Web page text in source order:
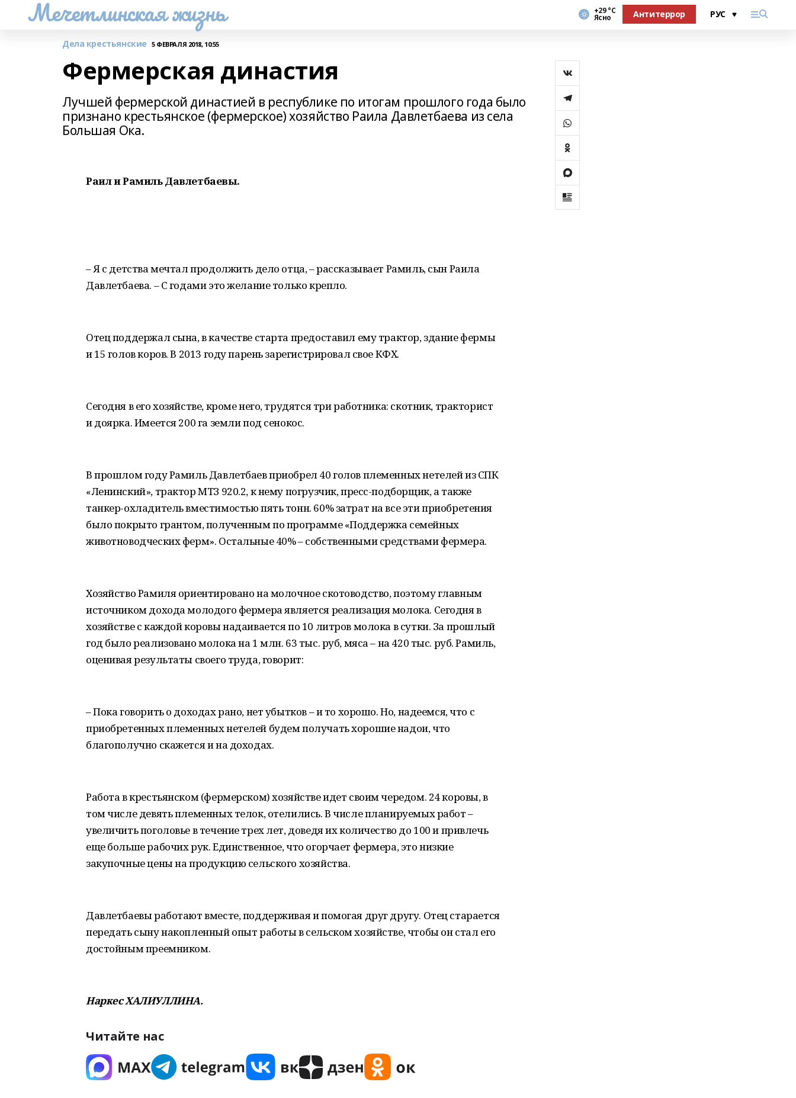
Мечетлинская жизнь +29 °С
Ясно Антитеррор
Дела крестьянские 5 ФЕВРАЛЯ 2018, 10:55
Фермерская династия
Лучшей фермерской династией в республике по итогам прошлого года было
признано крестьянское (фермерское) хозяйство Раила Давлетбаева из села
Большая Ока.
Раил и Рамиль Давлетбаевы.
– Я с детства мечтал продолжить дело отца, – рассказывает Рамиль, сын Раила
Давлетбаева. – С годами это желание только крепло.
Отец поддержал сына, в качестве старта предоставил ему трактор, здание фермы
и 15 голов коров. В 2013 году парень зарегистрировал свое КФХ.
Сегодня в его хозяйстве, кроме него, трудятся три работника: скотник, тракторист
и доярка. Имеется 200 га земли под сенокос.
В прошлом году Рамиль Давлетбаев приобрел 40 голов племенных нетелей из СПК
«Ленинский», трактор МТЗ 920.2, к нему погрузчик, пресс-подборщик, а также
танкер-охладитель вместимостью пять тонн. 60% затрат на все эти приобретения
было покрыто грантом, полученным по программе «Поддержка семейных
животноводческих ферм». Остальные 40% – собственными средствами фермера.
Хозяйство Рамиля ориентировано на молочное скотоводство, поэтому главным
источником дохода молодого фермера является реализация молока. Сегодня в
хозяйстве с каждой коровы надаивается по 10 литров молока в сутки. За прошлый
год было реализовано молока на 1 млн. 63 тыс. руб, мяса – на 420 тыс. руб. Рамиль,
оценивая результаты своего труда, говорит:
– Пока говорить о доходах рано, нет убытков – и то хорошо. Но, надеемся, что с
приобретенных племенных нетелей будем получать хорошие надои, что
благополучно скажется и на доходах.
Работа в крестьянском (фермерском) хозяйстве идет своим чередом. 24 коровы, в
том числе девять племенных телок, отелились. В числе планируемых работ –
увеличить поголовье в течение трех лет, доведя их количество до 100 и привлечь
еще больше рабочих рук. Единственное, что огорчает фермера, это низкие
закупочные цены на продукцию сельского хозяйства.
Давлетбаевы работают вместе, поддерживая и помогая друг другу. Отец старается
передать сыну накопленный опыт работы в сельском хозяйстве, чтобы он стал его
достойным преемником.
Наркес ХАЛИУЛЛИНА.
Читайте нас